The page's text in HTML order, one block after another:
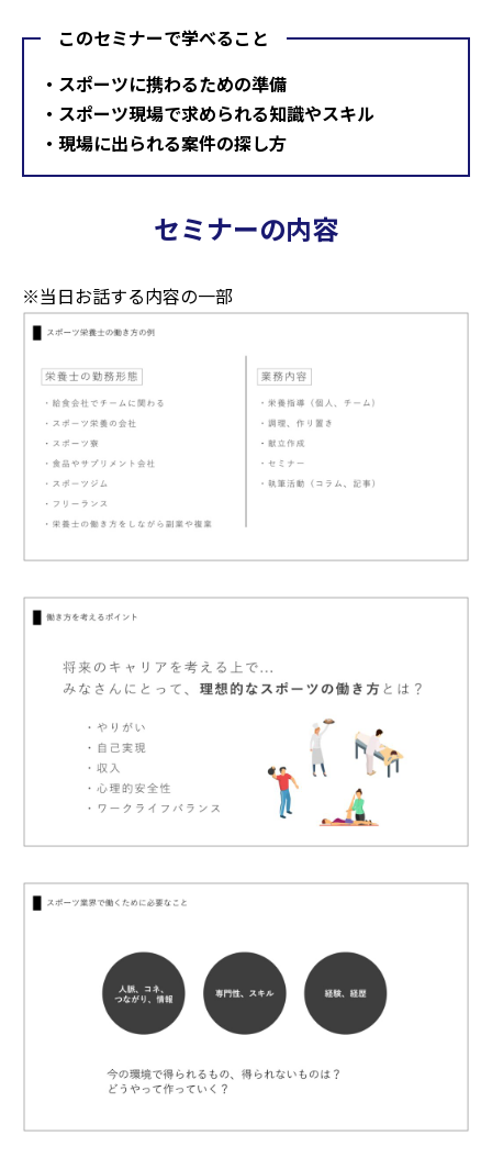
このセミナーで学べること
・スポーツに携わるための準備
・スポーツ現場で求められる知識やスキル
・現場に出られる案件の探し方
セミナーの内容
※当日お話する内容の一部